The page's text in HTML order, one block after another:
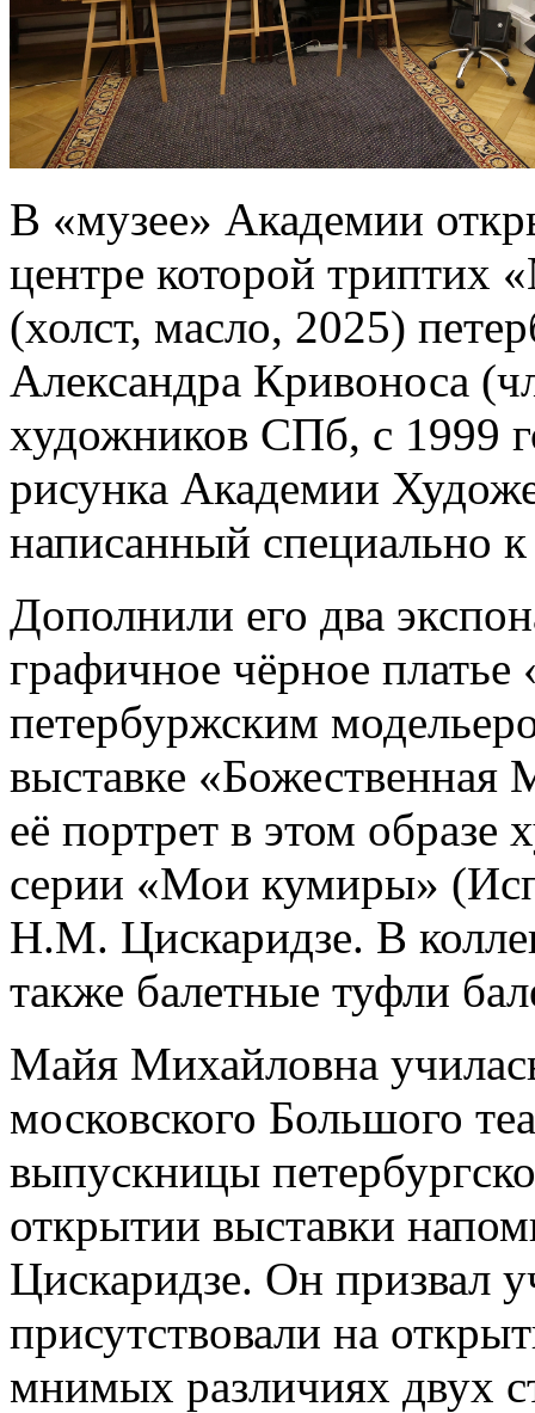
В «музее» Академии
центре которой триптих
(холст, масло, 2025)
Александра Кривоноса
художников СПб, с 1999
рисунка Академии
написанный специально
Дополнили его два
графичное чёрное
петербуржским
выставке
её портрет в этом
серии «Мои кумиры»
Н.М. Цискаридзе. В
также балетные туфли
Майя Михайловна
московского Большого
выпускницы
открытии выставки
Цискаридзе. Он призвал
присутствовали на
мнимых различиях двух